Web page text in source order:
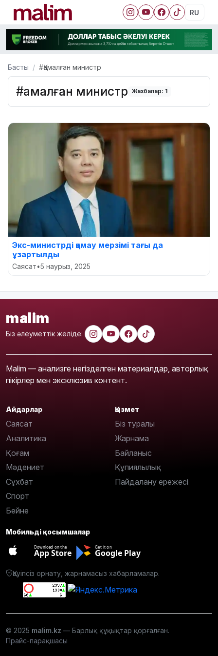
RU
Басты #Қамалған министр
#Қамалған министр Жазбалар: 1
Экс-министрді қамау мерзімі тағы да
ұзартылды
Саясат•5 наурыз, 2025
malim
Біз әлеуметтік желіде:
Malim — анализге негізделген материалдар, авторлық
пікірлер мен эксклюзив контент.
Айдарлар
Саясат
Аналитика
Қоғам
Мәдениет
Сұхбат
Спорт
Бейне
Қызмет
Біз туралы
Жарнама
Байланыс
Құпиялылық
Пайдалану ережесі
Мобильді қосымшалар
Download on the
App Store
Get it on
Google Play
Қауіпсіз орнату, жарнамасыз хабарламалар.
© 2025 malim.kz — Барлық құқықтар қорғалған.
Прайс-парақшасы